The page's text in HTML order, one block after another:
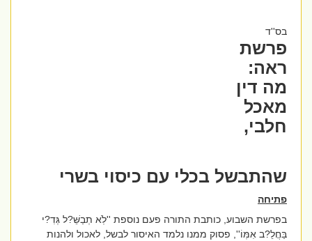
בס''ד
פרשת
ראה:
מה דין
מאכל
חלבי,
שהתבשל בכלי עם כיסוי בשרי
פתיחה
בפרשת השבוע, כותבת התורה פעם נוספת ''לֹֽא תְבַשֵּׁ?ל גְּדִ?י
בַּחֲלֵ?ב אִמּֽוֹ'', פסוק ממנו נלמד האיסור לבשל, לאכול ולהנות